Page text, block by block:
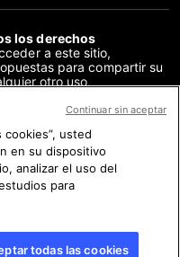
los derechos
a este sitio,
para compartir su
otro uso,
en su totalidad o en
está estrictamente
en cada verificación se
son necesarios para
en cuestión. La AFP
ni sobre los
de terceras
cookies”, usted
en su dispositivo
analizar el uso del
para
todas las cookies
Continuar sin aceptar